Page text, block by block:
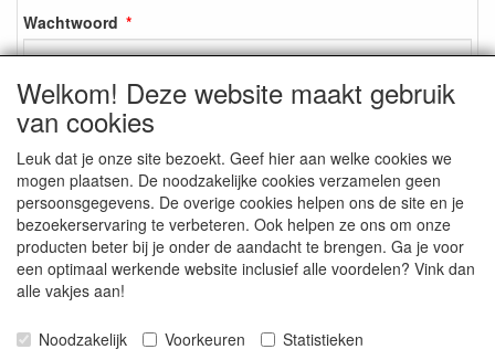
Wachtwoord
Registreren
Wachtwoord vergeten?
SOCIALE MEDIA
Welkom! Deze website maakt gebruik
van cookies
Leuk dat je onze site bezoekt. Geef hier aan welke cookies we
mogen plaatsen. De noodzakelijke cookies verzamelen geen
persoonsgegevens. De overige cookies helpen ons de site en je
bezoekerservaring te verbeteren. Ook helpen ze ons om onze
producten beter bij je onder de aandacht te brengen. Ga je voor
een optimaal werkende website inclusief alle voordelen? Vink dan
alle vakjes aan!
Noodzakelijk Voorkeuren Statistieken